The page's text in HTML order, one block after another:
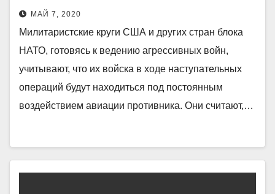
наступлении
МАЙ 7, 2020
Милитаристские круги США и других стран блока
НАТО, готовясь к ведению агрессивных войн,
учитывают, что их войска в ходе наступательных
операций будут находиться под постоянным
воздействием авиации противника. Они считают,…